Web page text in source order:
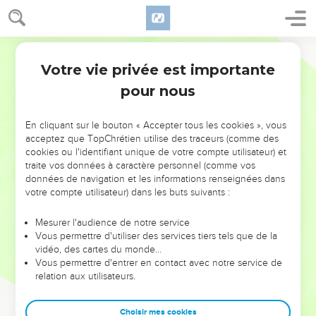
NE MANQUEZ PAS L’ÉVÉNEMENT
DE L’ANNÉE !
ET SI LEURS ERREURS POUVAIENT VOUS ÉVITER LES
VOTRES ?
leur foi ou leur vision. Mais on voit moins les doutes, les erreurs
et les saisons difficiles qu'ils ont traversés, alors même que ce
sont elles qui les ont façonnés.
Dans cette conférence, leaders, entrepreneurs, et responsables
clés pour avancer avec plus de sagesse afin que leurs erreurs
Votre vie privée est importante
pour nous
En cliquant sur le bouton « Accepter tous les cookies », vous
acceptez que TopChrétien utilise des traceurs (comme des
cookies ou l'identifiant unique de votre compte utilisateur) et
traite vos données à caractère personnel (comme vos
données de navigation et les informations renseignées dans
votre compte utilisateur) dans les buts suivants :
Mesurer l'audience de notre service
Vous permettre d'utiliser des services tiers tels que de la
vidéo, des cartes du monde…
Vous permettre d'entrer en contact avec notre service de
relation aux utilisateurs.
Choisir mes cookies